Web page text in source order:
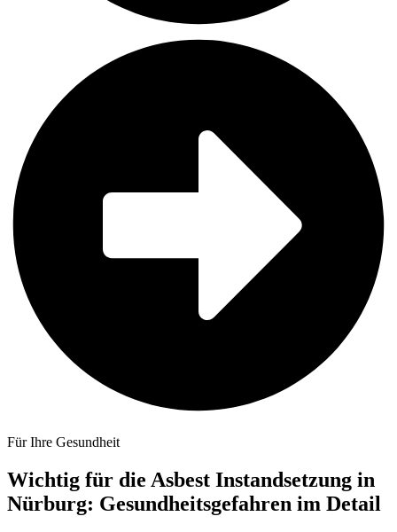
Für Ihre Gesundheit
Wichtig für die Asbest Instandsetzung in
Nürburg: Gesundheitsgefahren im Detail